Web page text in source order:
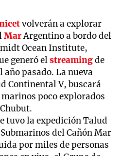
volverán a explorar
MarArgentino a bordo del
Ocean Institute,
generó elstreamingde
pasado. La nueva
Continental V, buscará
poco explorados
tuvo la expedición Talud
del Cañón Mar
por miles de personas